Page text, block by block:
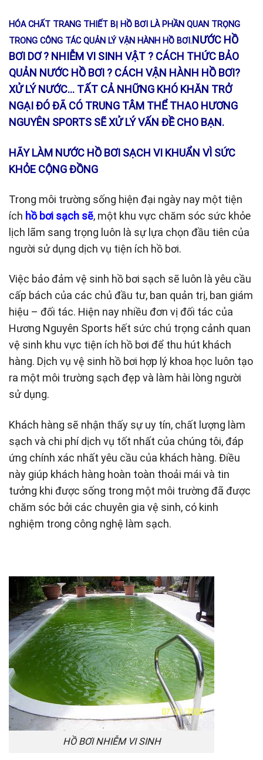
HÓA CHẤT TRANG THIẾT BỊ HỒ BƠI LÀ PHẦN QUAN TRỌNG
TRONG CÔNG TÁC QUẢN LÝ VẬN HÀNH HỒ BƠI.NƯỚC HỒ
BƠI DƠ ? NHIỄM VI SINH VẬT ? CÁCH THỨC BẢO
QUẢN NƯỚC HỒ BƠI ? CÁCH VẬN HÀNH HỒ BƠI?
XỬ LÝ NƯỚC… TẤT CẢ NHỮNG KHÓ KHĂN TRỞ
NGẠI ĐÓ ĐÃ CÓ TRUNG TÂM THỂ THAO HƯƠNG
NGUYÊN SPORTS SẼ XỬ LÝ VẤN ĐỀ CHO BẠN.
HÃY LÀM NƯỚC HỒ BƠI SẠCH VI KHUẨN VÌ SỨC
KHỎE CỘNG ĐỒNG
Trong môi trường sống hiện đại ngày nay một tiện
ích hồ bơi sạch sẽ, một khu vực chăm sóc sức khỏe
lịch lãm sang trọng luôn là sự lựa chọn đầu tiên của
người sử dụng dịch vụ tiện ích hồ bơi.
Việc bảo đảm vệ sinh hồ bơi sạch sẽ luôn là yêu cầu
cấp bách của các chủ đầu tư, ban quản trị, ban giám
hiệu – đối tác. Hiện nay nhiều đơn vị đối tác của
Hương Nguyên Sports hết sức chú trọng cảnh quan
vệ sinh khu vực tiện ích hồ bơi để thu hút khách
hàng. Dịch vụ vệ sinh hồ bơi hợp lý khoa học luôn tạo
ra một môi trường sạch đẹp và làm hài lòng người
sử dụng.
Khách hàng sẽ nhận thấy sự uy tín, chất lượng làm
sạch và chi phí dịch vụ tốt nhất của chúng tôi, đáp
ứng chính xác nhất yêu cầu của khách hàng. Điều
này giúp khách hàng hoàn toàn thoải mái và tin
tưởng khi được sống trong một môi trường đã được
chăm sóc bởi các chuyên gia vệ sinh, có kinh
nghiệm trong công nghệ làm sạch.
HỒ BƠI NHIỄM VI SINH